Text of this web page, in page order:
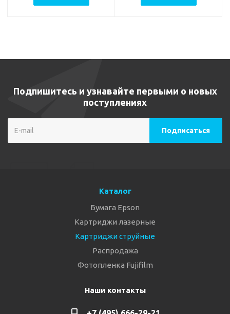
Подпишитесь и узнавайте первыми о новых
поступлениях
Каталог
Бумага Epson
Картриджи лазерные
Картриджи струйные
Распродажа
Фотопленка Fujifilm
Наши контакты